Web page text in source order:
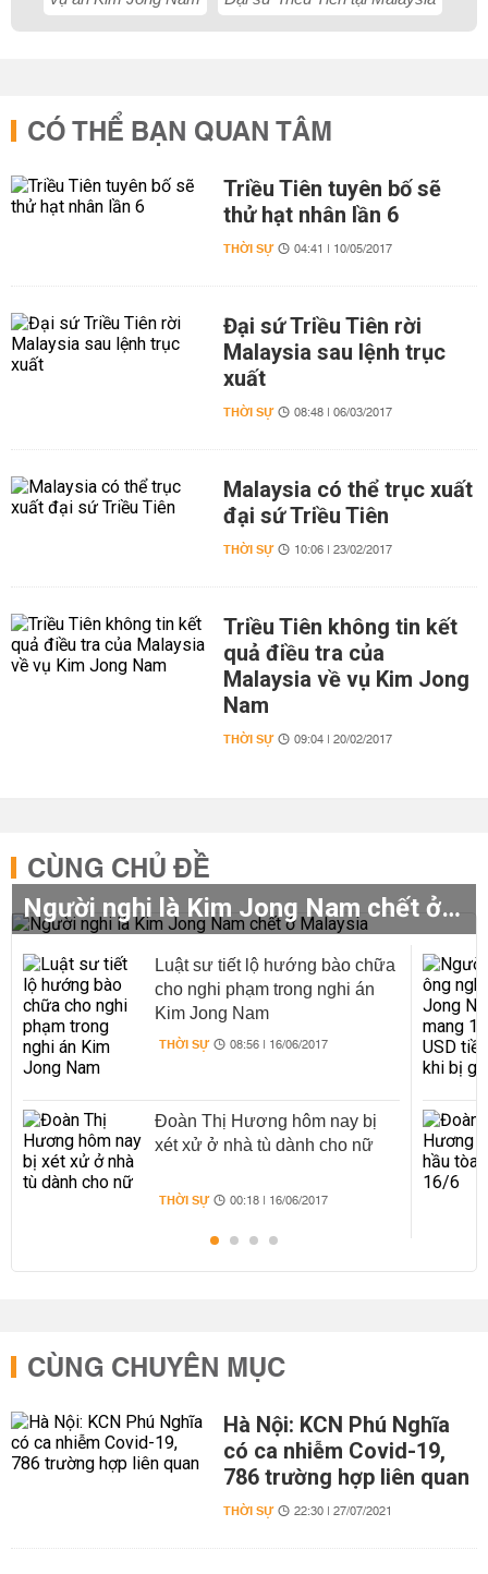
CÓ THỂ BẠN QUAN TÂM
Triều Tiên tuyên bố sẽ
thử hạt nhân lần 6
THỜI SỰ 04:41 | 10/05/2017
Đại sứ Triều Tiên rời
Malaysia sau lệnh trục
xuất
THỜI SỰ 08:48 | 06/03/2017
Malaysia có thể trục xuất
đại sứ Triều Tiên
THỜI SỰ 10:06 | 23/02/2017
Triều Tiên không tin kết
quả điều tra của
Malaysia về vụ Kim Jong
Nam
THỜI SỰ 09:04 | 20/02/2017
CÙNG CHỦ ĐỀ
Người nghi là Kim Jong Nam chết ở Malaysia
Luật sư tiết lộ hướng bào chữa
cho nghi phạm trong nghi án
Kim Jong Nam
THỜI SỰ 08:56 | 16/06/2017
Đoàn Thị Hương hôm nay bị
xét xử ở nhà tù dành cho nữ
THỜI SỰ 00:18 | 16/06/2017
CÙNG CHUYÊN MỤC
Hà Nội: KCN Phú Nghĩa
có ca nhiễm Covid-19,
786 trường hợp liên quan
THỜI SỰ 22:30 | 27/07/2021